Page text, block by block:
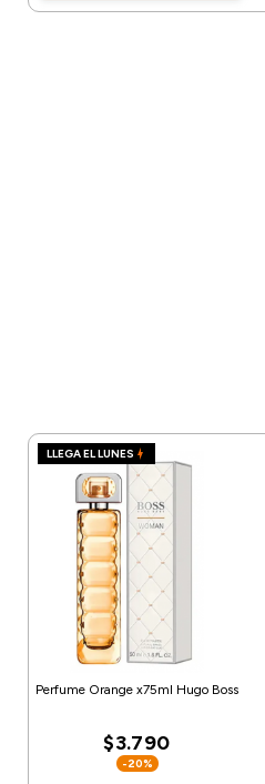
LLEGA EL LUNES
Perfume Orange x75ml Hugo Boss
$3.790
-20%